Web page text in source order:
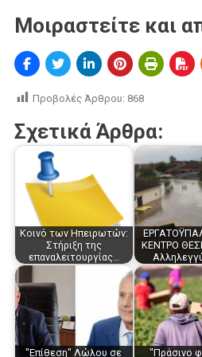
Μοιραστείτε και
Προβολές Άρθρου: 868
Σχετικά Άρθρα:
Κοινό των Ηπειρωτών:
Στήριξη της
επαναλειτουργίας…
ΚΕΝΤΡΟ
"Επίθεση" Λώλου σε
"Πράσινο